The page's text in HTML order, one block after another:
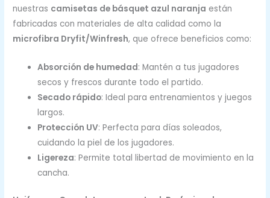
nuestras camisetas de básquet azul naranja están
fabricadas con materiales de alta calidad como la
microfibra Dryfit/Winfresh, que ofrece beneficios como:
Absorción de humedad: Mantén a tus jugadores
secos y frescos durante todo el partido.
Secado rápido: Ideal para entrenamientos y juegos
largos.
Protección UV: Perfecta para días soleados,
cuidando la piel de los jugadores.
Ligereza: Permite total libertad de movimiento en la
cancha.